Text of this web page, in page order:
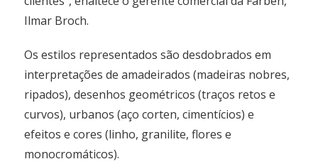
Ilmar Broch.
Os estilos representados são desdobrados em
interpretações de amadeirados (madeiras nobres,
ripados), desenhos geométricos (traços retos e
curvos), urbanos (aço corten, cimentícios) e
efeitos e cores (linho, granilite, flores e
monocromáticos).